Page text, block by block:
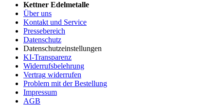
Kettner Edelmetalle
Über uns
Kontakt und Service
Pressebereich
Datenschutz
Datenschutzeinstellungen
KI-Transparenz
Widerrufsbelehrung
Vertrag widerrufen
Problem mit der Bestellung
Impressum
AGB